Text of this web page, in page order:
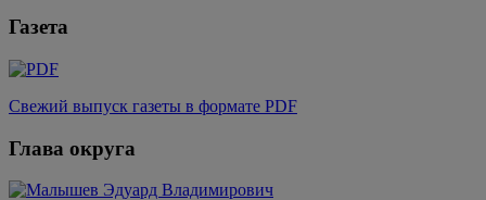
Газета
Свежий выпуск газеты в формате PDF
Глава округа